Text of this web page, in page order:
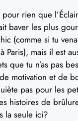
pour rien que
baver les plus
(comme si tu
Paris), mais il est
que tu n’as pas
motivation et de
pas pour les
histoires de
la seule ici?